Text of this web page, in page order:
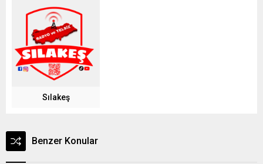
Sılakeş
Benzer Konular